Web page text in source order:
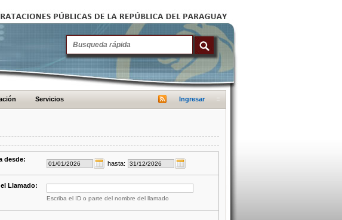
Servicios Ingresar
desde:
hasta:
Llamado:
Escriba el ID o parte del nombre del llamado